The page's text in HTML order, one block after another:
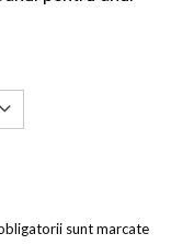
sunt marcate